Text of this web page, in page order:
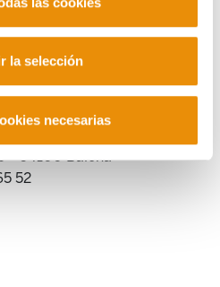
la selección
necesarias
COOKIES
CANAL DE INFORMACIÓN
MAPA DEL SITIO
Institutua Fundazioa
Bilbo -
- 64100 Baiona -
52